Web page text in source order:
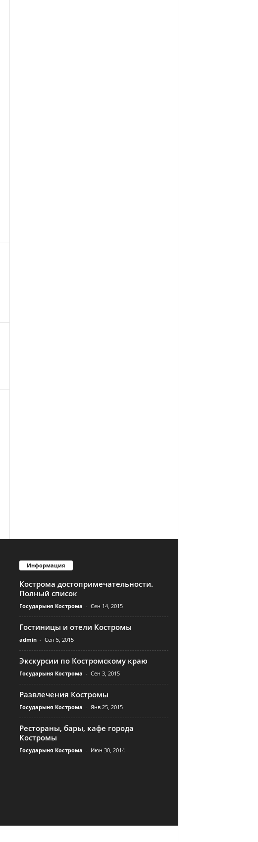
Информация
Кострома достопримечательности.
Полный список
Государыня Кострома - Сен 14, 2015
Гостиницы и отели Костромы
admin - Сен 5, 2015
Экскурсии по Костромскому краю
Государыня Кострома - Сен 3, 2015
Развлечения Костромы
Государыня Кострома - Янв 25, 2015
Рестораны, бары, кафе города
Костромы
Государыня Кострома - Июн 30, 2014